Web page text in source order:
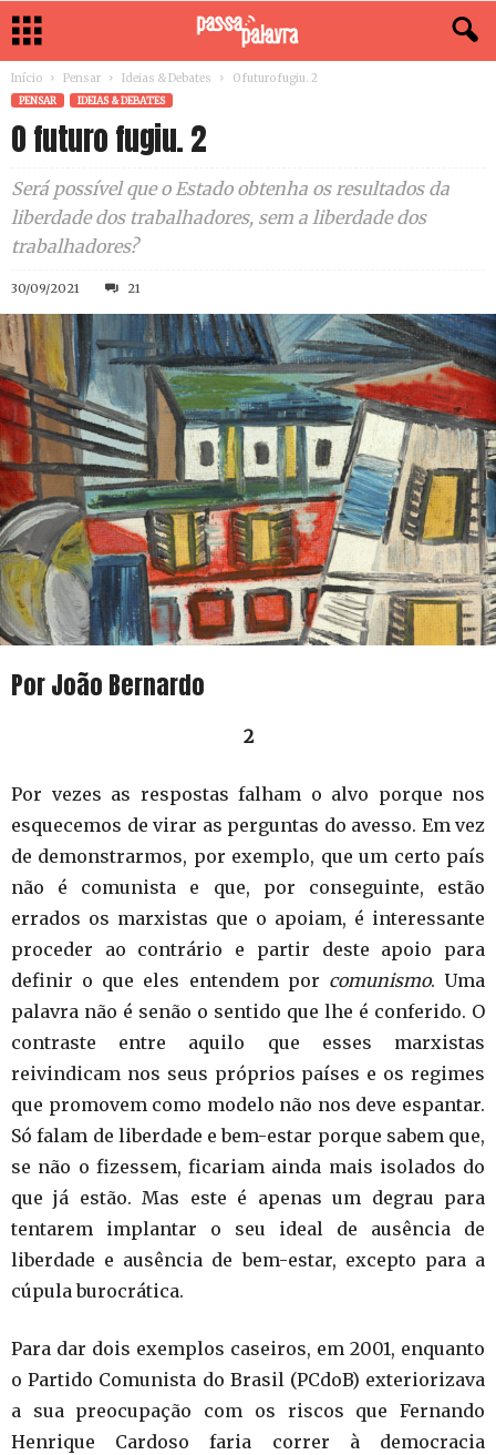
Início Pensar Ideias & Debates O futuro fugiu. 2
PENSAR IDEIAS & DEBATES
O futuro fugiu. 2
Será possível que o Estado obtenha os resultados da
liberdade dos trabalhadores, sem a liberdade dos
trabalhadores?
30/09/2021 21
Por João Bernardo
2
Por vezes as respostas falham o alvo porque nos
esquecemos de virar as perguntas do avesso. Em vez
de demonstrarmos, por exemplo, que um certo país
não é comunista e que, por conseguinte, estão
errados os marxistas que o apoiam, é interessante
proceder ao contrário e partir deste apoio para
definir o que eles entendem por comunismo. Uma
palavra não é senão o sentido que lhe é conferido. O
contraste entre aquilo que esses marxistas
reivindicam nos seus próprios países e os regimes
que promovem como modelo não nos deve espantar.
Só falam de liberdade e bem-estar porque sabem que,
se não o fizessem, ficariam ainda mais isolados do
que já estão. Mas este é apenas um degrau para
tentarem implantar o seu ideal de ausência de
liberdade e ausência de bem-estar, excepto para a
cúpula burocrática.
Para dar dois exemplos caseiros, em 2001, enquanto
o Partido Comunista do Brasil (PCdoB) exteriorizava
a sua preocupação com os riscos que Fernando
Henrique Cardoso faria correr à democracia